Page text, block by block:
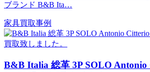
ブランド B&B Ita…
家具買取事例
B&B Italia 総革 3P SOLO Antonio